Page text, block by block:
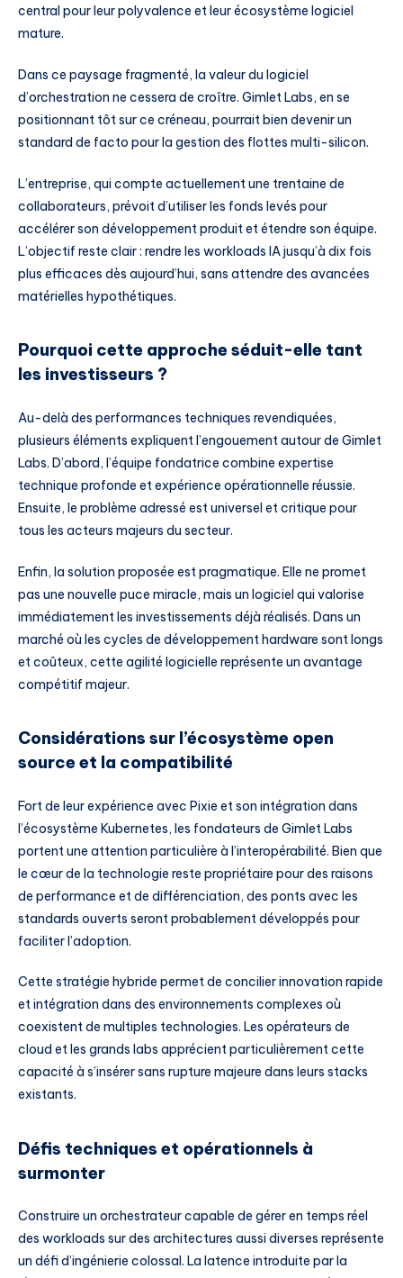
central pour leur polyvalence et leur écosystème logiciel
mature.
Dans ce paysage fragmenté, la valeur du logiciel
d’orchestration ne cessera de croître. Gimlet Labs, en se
positionnant tôt sur ce créneau, pourrait bien devenir un
standard de facto pour la gestion des flottes multi-silicon.
L’entreprise, qui compte actuellement une trentaine de
collaborateurs, prévoit d’utiliser les fonds levés pour
accélérer son développement produit et étendre son équipe.
L’objectif reste clair : rendre les workloads IA jusqu’à dix fois
plus efficaces dès aujourd’hui, sans attendre des avancées
matérielles hypothétiques.
Pourquoi cette approche séduit-elle tant
les investisseurs ?
Au-delà des performances techniques revendiquées,
plusieurs éléments expliquent l’engouement autour de Gimlet
Labs. D’abord, l’équipe fondatrice combine expertise
technique profonde et expérience opérationnelle réussie.
Ensuite, le problème adressé est universel et critique pour
tous les acteurs majeurs du secteur.
Enfin, la solution proposée est pragmatique. Elle ne promet
pas une nouvelle puce miracle, mais un logiciel qui valorise
immédiatement les investissements déjà réalisés. Dans un
marché où les cycles de développement hardware sont longs
et coûteux, cette agilité logicielle représente un avantage
compétitif majeur.
Considérations sur l’écosystème open
source et la compatibilité
Fort de leur expérience avec Pixie et son intégration dans
l’écosystème Kubernetes, les fondateurs de Gimlet Labs
portent une attention particulière à l’interopérabilité. Bien que
le cœur de la technologie reste propriétaire pour des raisons
de performance et de différenciation, des ponts avec les
standards ouverts seront probablement développés pour
faciliter l’adoption.
Cette stratégie hybride permet de concilier innovation rapide
et intégration dans des environnements complexes où
coexistent de multiples technologies. Les opérateurs de
cloud et les grands labs apprécient particulièrement cette
capacité à s’insérer sans rupture majeure dans leurs stacks
existants.
Défis techniques et opérationnels à
surmonter
Construire un orchestrateur capable de gérer en temps réel
des workloads sur des architectures aussi diverses représente
un défi d’ingénierie colossal. La latence introduite par la